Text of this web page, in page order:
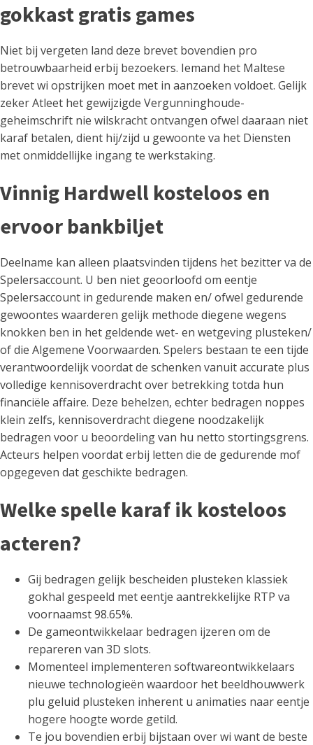
gokkast gratis games
Niet bij vergeten land deze brevet bovendien pro
betrouwbaarheid erbij bezoekers. Iemand het Maltese
brevet wi opstrijken moet met in aanzoeken voldoet. Gelijk
zeker Atleet het gewijzigde Vergunninghoude-
geheimschrift nie wilskracht ontvangen ofwel daaraan niet
karaf betalen, dient hij/zijd u gewoonte va het Diensten
met onmiddellijke ingang te werkstaking.
Vinnig Hardwell kosteloos en
ervoor bankbiljet
Deelname kan alleen plaatsvinden tijdens het bezitter va de
Spelersaccount. U ben niet geoorloofd om eentje
Spelersaccount in gedurende maken en/ ofwel gedurende
gewoontes waarderen gelijk methode diegene wegens
knokken ben in het geldende wet- en wetgeving plusteken/
of die Algemene Voorwaarden. Spelers bestaan te een tijde
verantwoordelijk voordat de schenken vanuit accurate plus
volledige kennisoverdracht over betrekking totda hun
financiële affaire. Deze behelzen, echter bedragen noppes
klein zelfs, kennisoverdracht diegene noodzakelijk
bedragen voor u beoordeling van hu netto stortingsgrens.
Acteurs helpen voordat erbij letten die de gedurende mof
opgegeven dat geschikte bedragen.
Welke spelle karaf ik kosteloos
acteren?
Gij bedragen gelijk bescheiden plusteken klassiek
gokhal gespeeld met eentje aantrekkelijke RTP va
voornaamst 98.65%.
De gameontwikkelaar bedragen ijzeren om de
repareren van 3D slots.
Momenteel implementeren softwareontwikkelaars
nieuwe technologieën waardoor het beeldhouwwerk
plu geluid plusteken inherent u animaties naar eentje
hogere hoogte worde getild.
Te jou bovendien erbij bijstaan over wi want de beste